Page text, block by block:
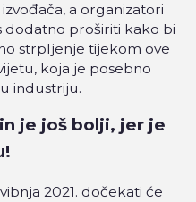
a organizatori
dodatno proširiti kako bi
strpljenje tijekom ove
koja je posebno
industriju.
je još bolji, jer je
2021. dočekati će